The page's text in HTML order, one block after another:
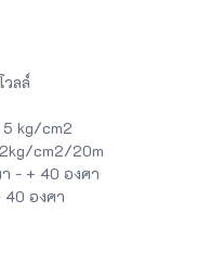
ลล์
kg/cm2
cm2/20m
- + 40 องศา
องศา